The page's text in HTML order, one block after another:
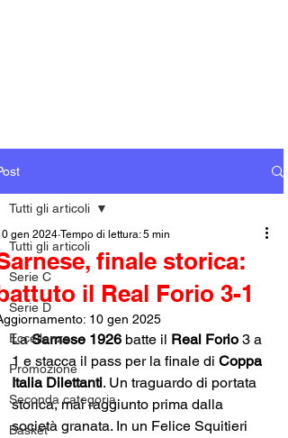
Tutti gli articoli
Serie C
Serie D
Eccellenza
Promozione
Seconda categoria
Basket
Tutti gli articoli
finale storica:
il Real Forio 3-1
gen 2024 Tempo di lettura: 5 min
10 gen 2025
La Sarnese 1926 batte il Real Forio 3 a
1 e stacca il pass per la finale di Coppa
Italia Dilettanti. Un traguardo di portata
storica, mai raggiunto prima dalla
società granata. In un Felice Squitieri